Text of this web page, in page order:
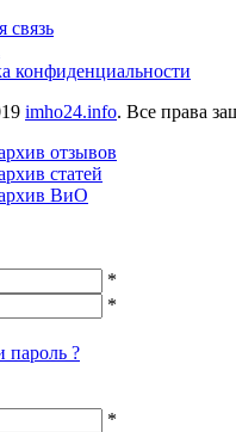
связь
конфиденциальности
imho24.info. Все права
отзывов
статей
ВиО
*
*
пароль ?
*